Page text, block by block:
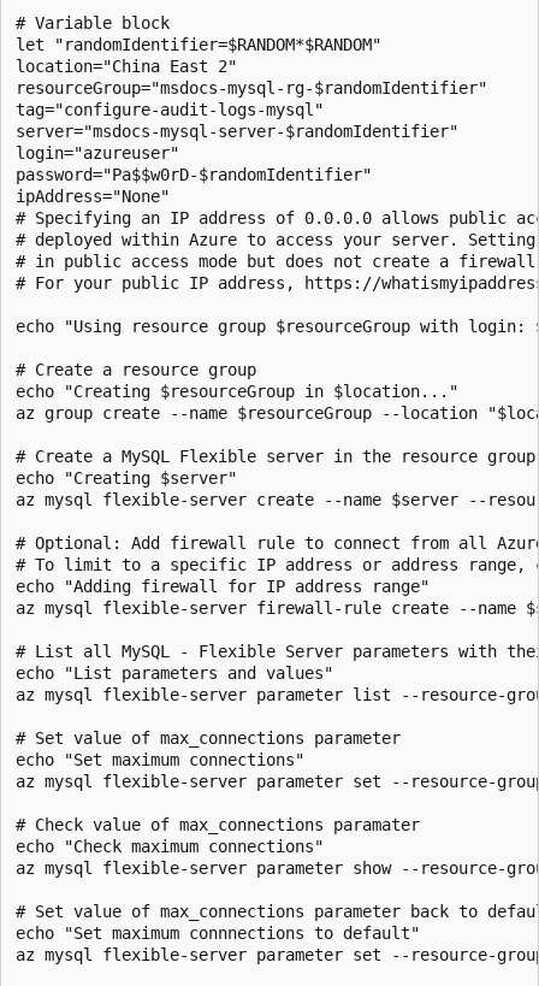
# Variable block
let "randomIdentifier=$RANDOM*$RANDOM"
location="China East 2"
resourceGroup="msdocs-mysql-rg-$randomIdentifier"
tag="configure-audit-logs-mysql"
server="msdocs-mysql-server-$randomIdentifier"
login="azureuser"
password="Pa$$w0rD-$randomIdentifier"
ipAddress="None"
# Specifying an IP address of 0.0.0.0 allows public
# deployed within Azure to access your server.
# in public access mode but does not create a
# For your public IP address, https://
echo "Using resource group $resourceGroup with
# Create a resource group
echo "Creating $resourceGroup in $location..."
az group create --name $resourceGroup --location
# Create a MySQL Flexible server in the resource group
echo "Creating $server"
az mysql flexible-server create --name $server --
# Optional: Add firewall rule to connect from all
# To limit to a specific IP address or address range,
echo "Adding firewall for IP address range"
az mysql flexible-server firewall-rule create --name
# List all MySQL - Flexible Server parameters with
echo "List parameters and values"
az mysql flexible-server parameter list --resource-
# Set value of max_connections parameter
echo "Set maximum connections"
az mysql flexible-server parameter set --resource-
# Check value of max_connections paramater
echo "Check maximum connections"
az mysql flexible-server parameter show --resource-
# Set value of max_connections parameter back to
echo "Set maximum connnections to default"
az mysql flexible-server parameter set --resource-group